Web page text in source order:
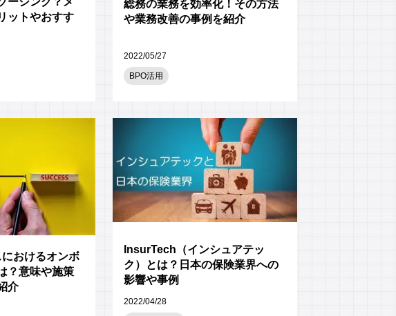
ットやおすす
総務の業務を効率化！その方法
や業務改善の事例を紹介
2022/05/27
BPO活用
おけるオンボ
？意味や施策
介
InsurTech（インシュアテッ
ク）とは？日本の保険業界への
影響や事例
2022/04/28